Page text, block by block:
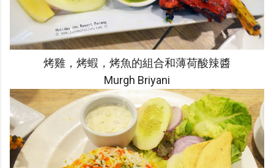
烤雞，烤蝦，烤魚的組合和薄荷酸辣醬
Murgh Briyani